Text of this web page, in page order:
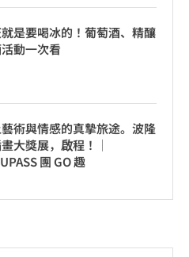
是要喝冰的！葡萄酒、精釀
動一次看
術與情感的真摯旅途。波隆
大獎展，啟程！│
團 GO 趣